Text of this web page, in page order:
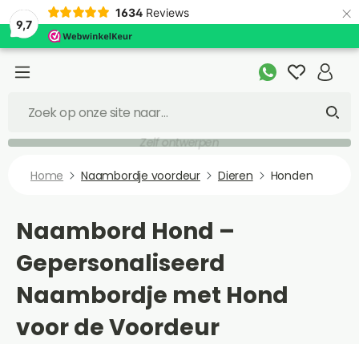
9,7
1634 Reviews ×
Snelle levering
Home Naambordje voordeur Dieren Honden
Naambord Hond –
Gepersonaliseerd
Naambordje met Hond
voor de Voordeur